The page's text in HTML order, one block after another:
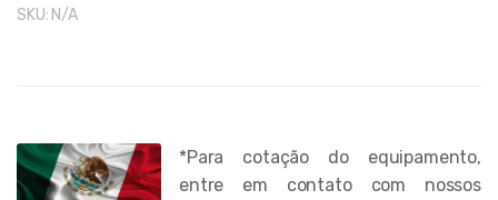
SKU: N/A
*Para cotação do equipamento,
entre em contato com nossos